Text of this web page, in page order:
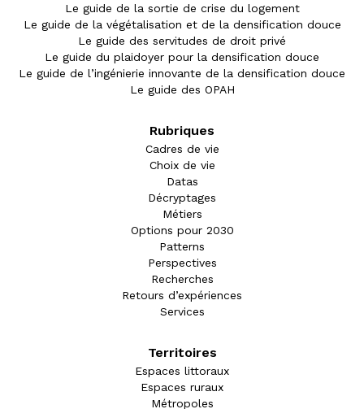
Le guide de la sortie de crise du logement
Le guide de la végétalisation et de la densification douce
Le guide des servitudes de droit privé
Le guide du plaidoyer pour la densification douce
Le guide de l’ingénierie innovante de la densification douce
Le guide des OPAH
Rubriques
Cadres de vie
Choix de vie
Datas
Décryptages
Métiers
Options pour 2030
Patterns
Perspectives
Recherches
Retours d’expériences
Services
Territoires
Espaces littoraux
Espaces ruraux
Métropoles